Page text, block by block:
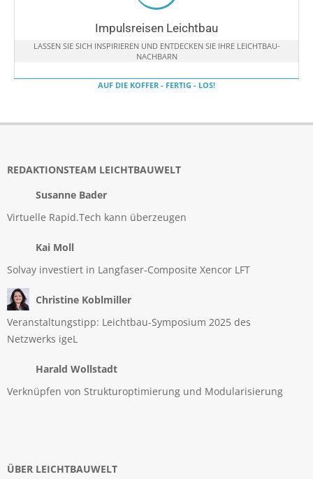
Impulsreisen Leichtbau
LASSEN SIE SICH INSPIRIEREN UND ENTDECKEN SIE IHRE LEICHTBAU-
NACHBARN
AUF DIE KOFFER - FERTIG - LOS!
REDAKTIONSTEAM LEICHTBAUWELT
Susanne Bader
Virtuelle Rapid.Tech kann überzeugen
Kai Moll
Solvay investiert in Langfaser-Composite Xencor LFT
Christine Koblmiller
Veranstaltungstipp: Leichtbau-Symposium 2025 des
Netzwerks igeL
Harald Wollstadt
Verknüpfen von Strukturoptimierung und Modularisierung
ÜBER LEICHTBAUWELT